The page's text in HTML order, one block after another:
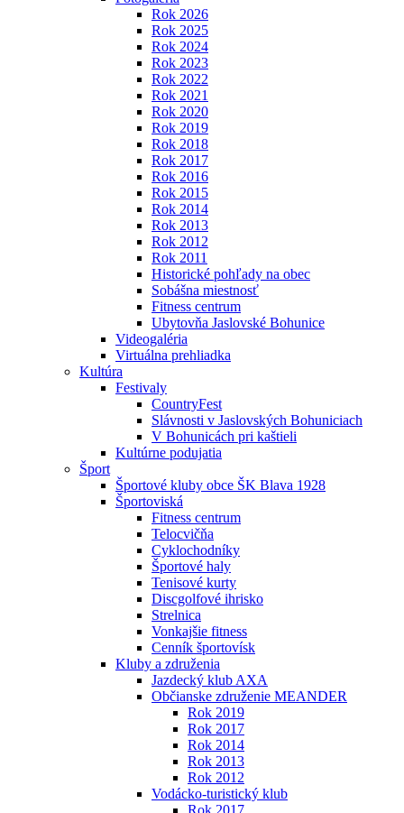
Rok 2026
Rok 2025
Rok 2024
Rok 2023
Rok 2022
Rok 2021
Rok 2020
Rok 2019
Rok 2018
Rok 2017
Rok 2016
Rok 2015
Rok 2014
Rok 2013
Rok 2012
Rok 2011
Historické pohľady na obec
Sobášna miestnosť
Fitness centrum
Ubytovňa Jaslovské Bohunice
Videogaléria
Virtuálna prehliadka
Kultúra
Festivaly
CountryFest
Slávnosti v Jaslovských Bohuniciach
V Bohunicách pri kaštieli
Kultúrne podujatia
Šport
Športové kluby obce ŠK Blava 1928
Športoviská
Fitness centrum
Telocvičňa
Cyklochodníky
Športové haly
Tenisové kurty
Discgolfové ihrisko
Strelnica
Vonkajšie fitness
Cenník športovísk
Kluby a združenia
Jazdecký klub AXA
Občianske združenie MEANDER
Rok 2019
Rok 2017
Rok 2014
Rok 2013
Rok 2012
Vodácko-turistický klub
Rok 2017